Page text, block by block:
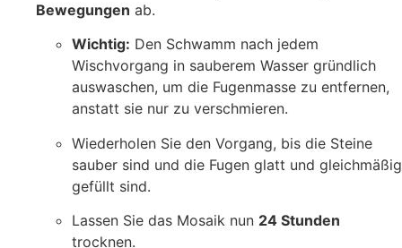
Bewegungen ab.
Wichtig: Den Schwamm nach jedem
Wischvorgang in sauberem Wasser gründlich
auswaschen, um die Fugenmasse zu entfernen,
anstatt sie nur zu verschmieren.
Wiederholen Sie den Vorgang, bis die Steine
sauber sind und die Fugen glatt und gleichmäßig
gefüllt sind.
Lassen Sie das Mosaik nun 24 Stunden
trocknen.